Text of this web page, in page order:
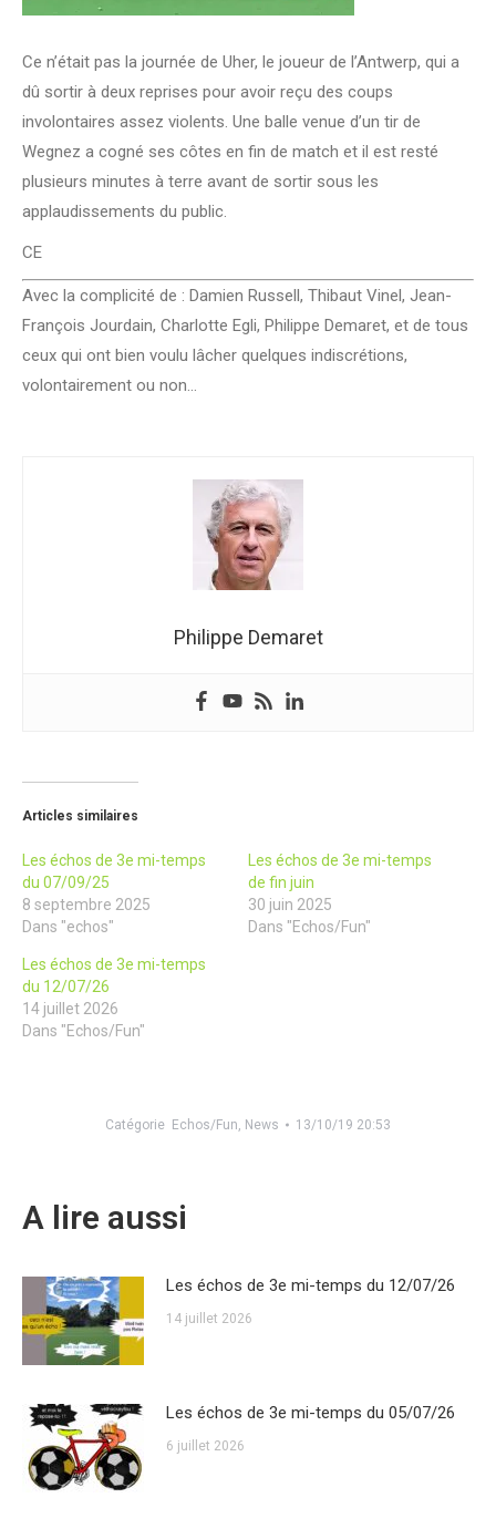
Ce n’était pas la journée de Uher, le joueur de l’Antwerp, qui a
dû sortir à deux reprises pour avoir reçu des coups
involontaires assez violents. Une balle venue d’un tir de
Wegnez a cogné ses côtes en fin de match et il est resté
plusieurs minutes à terre avant de sortir sous les
applaudissements du public.
CE
Avec la complicité de : Damien Russell, Thibaut Vinel, Jean-
François Jourdain, Charlotte Egli, Philippe Demaret, et de tous
ceux qui ont bien voulu lâcher quelques indiscrétions,
volontairement ou non…
Philippe Demaret
Articles similaires
Les échos de 3e mi-temps
du 07/09/25
8 septembre 2025
Dans "echos"
Les échos de 3e mi-temps
de fin juin
30 juin 2025
Dans "Echos/Fun"
Les échos de 3e mi-temps
du 12/07/26
14 juillet 2026
Dans "Echos/Fun"
Catégorie Echos/Fun, News 13/10/19 20:53
A lire aussi
Les échos de 3e mi-temps du 12/07/26
14 juillet 2026
Les échos de 3e mi-temps du 05/07/26
6 juillet 2026